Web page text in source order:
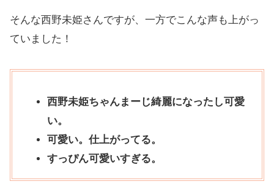
そんな西野未姫さんですが、一方でこんな声も上がっ
ていました！
西野未姫ちゃんまーじ綺麗になったし可愛
い。
可愛い。仕上がってる。
すっぴん可愛いすぎる。